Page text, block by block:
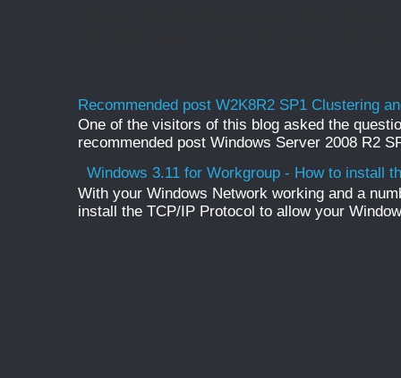
Recommended post W2K8R2 SP1 Clustering
One of the visitors of this blog asked the
recommended post Windows Server 2008 R2
Windows 3.11 for Workgroup - How to install
With your Windows Network working and a
install the TCP/IP Protocol to allow your